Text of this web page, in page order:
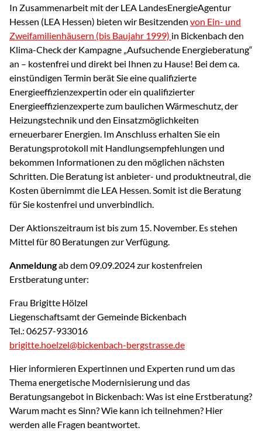
In Zusammenarbeit mit der LEA LandesEnergieAgentur
Hessen (LEA Hessen) bieten wir Besitzenden von Ein- und
Zweifamilienhäusern (bis Baujahr 1999) in Bickenbach den
Klima-Check der Kampagne „Aufsuchende Energieberatung“
an – kostenfrei und direkt bei Ihnen zu Hause! Bei dem ca.
einstündigen Termin berät Sie eine qualifizierte
Energieeffizienzexpertin oder ein qualifizierter
Energieeffizienzexperte zum baulichen Wärmeschutz, der
Heizungstechnik und den Einsatzmöglichkeiten
erneuerbarer Energien. Im Anschluss erhalten Sie ein
Beratungsprotokoll mit Handlungsempfehlungen und
bekommen Informationen zu den möglichen nächsten
Schritten. Die Beratung ist anbieter- und produktneutral, die
Kosten übernimmt die LEA Hessen. Somit ist die Beratung
für Sie kostenfrei und unverbindlich.
Der Aktionszeitraum ist bis zum 15. November. Es stehen
Mittel für 80 Beratungen zur Verfügung.
Anmeldungab dem 09.09.2024 zur kostenfreien
Erstberatung unter:
Frau Brigitte Hölzel
Liegenschaftsamt der Gemeinde Bickenbach
Tel.: 06257-933016
brigitte.hoelzel@bickenbach-bergstrasse.de
Hier informieren Expertinnen und Experten rund um das
Thema energetische Modernisierung und das
Beratungsangebot in Bickenbach: Was ist eine Erstberatung?
Warum macht es Sinn? Wie kann ich teilnehmen? Hier
werden alle Fragen beantwortet.